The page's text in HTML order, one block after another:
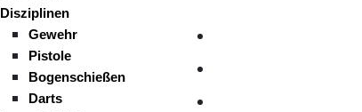
Disziplinen
Gewehr
Pistole
Bogenschießen
Darts